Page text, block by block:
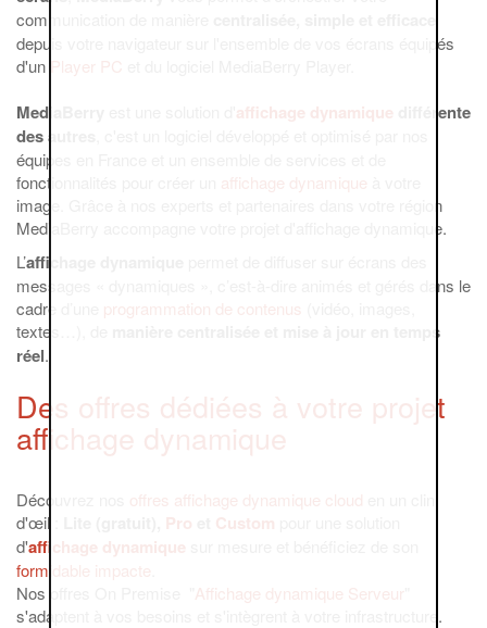
communication de manière
depuis votre navigateur sur l'ensemble de vos écrans équipés
d'un Player PC
MediaBerry affichage dynamique différente
des autres
équipes en France et un ensemble de services et de
fonctionnalités pour créer un affichage dynamique
image. Grâce à nos experts et partenaires dans votre région
MediaBerry accompagne votre projet d'affichage dynamique.
L’affichage dynamique
messages « dynamiques », c’est-à-dire animés et gérés dans le
cadre d’une programmation de contenus
textes…), de
manière centralisée et mise à jour en temps
réel.
Des offres dédiées à votre projet
affichage dynamique
Découvrez nos offres affichage dynamique cloud
d'œil :
Pro Custom
d'affichage dynamique
formidable impacte
Nos offres On Premise " Affichage dynamique Serveur
s'adaptent à vos besoins et s'intègrent à votre infrastructure.